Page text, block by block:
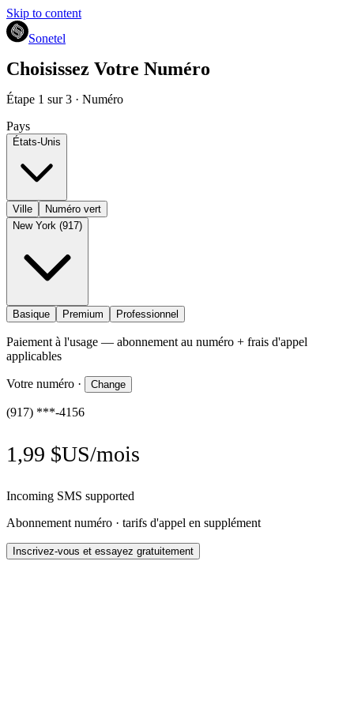
Skip to content
Sonetel
Choisissez Votre Numéro
Étape 1 sur 3 · Numéro
Pays
États-Unis
Ville
Numéro vert
New York (917)
Basique Premium Professionnel
Paiement à l'usage — abonnement au numéro + frais d'appel
applicables
Votre numéro · Change
(917) ***-4156
1,99 $US/mois
Incoming SMS supported
Abonnement numéro · tarifs d'appel en supplément
Inscrivez-vous et essayez gratuitement